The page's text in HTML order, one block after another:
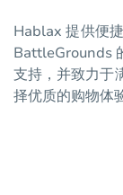
Hablax 提供便
BattleGrounds
支持，并致力于
择优质的购物体